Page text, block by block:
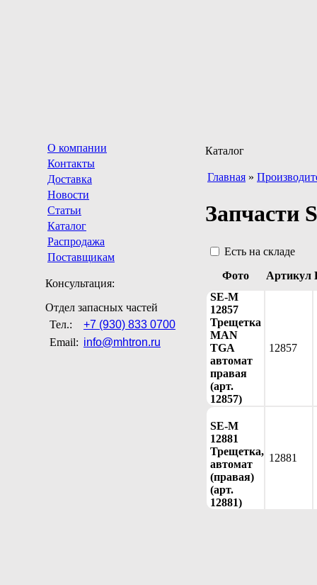
О компании
Контакты
Доставка
Новости
Статьи
Каталог
Распродажа
Поставщикам
Консультация:
Отдел запасных частей
Тел.:
+7 (930) 833 0700
Email: info@mhtron.ru
Каталог
Главная »
Запчасти
Есть на складе
Фото
Артикул
SE-M
12857
Трещетка
MAN
TGA
автомат
правая
(арт.
12857)
12857
SE-M
12881
Трещетка,
автомат
(правая)
(арт.
12881)
12881